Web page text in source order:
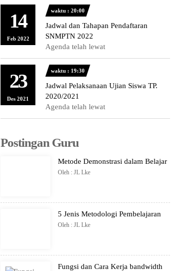
14
Feb 2022
waktu : 20:00
Jadwal dan Tahapan Pendaftaran
SNMPTN 2022
Agenda telah lewat
23
Des 2021
waktu : 19:30
Jadwal Pelaksanaan Ujian Siswa TP.
2020/2021
Agenda telah lewat
Postingan Guru
Metode Demonstrasi dalam Belajar
Oleh : JL Lke
5 Jenis Metodologi Pembelajaran
Oleh : JL Lke
Fungsi dan Cara Kerja bandwidth